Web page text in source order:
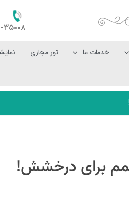
۰۳۱-
خدمات ما تور مجازی
برای درخشش!